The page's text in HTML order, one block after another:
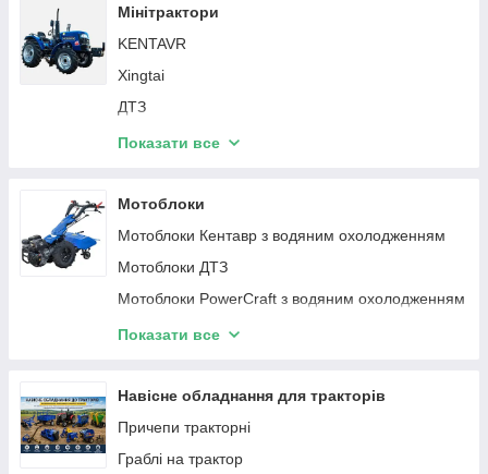
Мінітрактори
KENTAVR
Xingtai
ДТЗ
Dongfeng
HORST
Показати все
Мотоблоки
Мотоблоки Кентавр з водяним охолодженням
Мотоблоки ДТЗ
Мотоблоки PowerCraft з водяним охолодженням
Дизельні мотоблоки Кентавр
Мотоблоки Powercraft з воздушним
Показати все
Навісне обладнання для тракторів
Причепи тракторні
Граблі на трактор